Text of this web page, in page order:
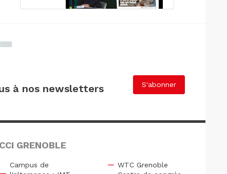
à nos newsletters S'abonner
GRENOBLE
Campus de
WTC Grenoble